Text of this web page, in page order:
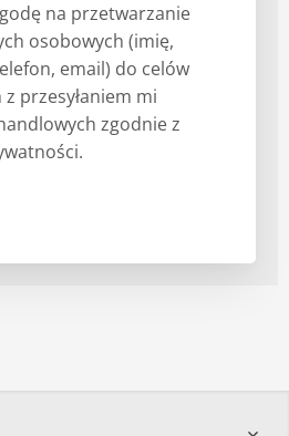
na przetwarzanie
osobowych (imię,
email) do celów
przesyłaniem mi
zgodnie z